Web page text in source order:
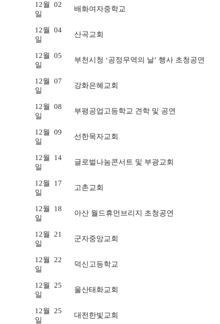
12월
02
일
배화여자중학교
12월
04
일
산곡교회
12월
05
일
부천시청 ‘공정무역의 날’ 행사 초청공연
12월
07
일
강화은혜교회
12월
08
일
부평공업고등학교 견학 및 공연
12월
09
일
선한목자교회
12월
14
일
글로벌나눔콘서트 및 부광교회
12월
17
일
고촌교회
12월
18
일
아산 월드휴먼브리지 초청공연
12월
21
일
군자중앙교회
12월
22
일
덕신고등학교
12월
25
일
울산태화교회
12월
25
일
대전한빛교회